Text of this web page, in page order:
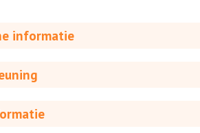
informatie